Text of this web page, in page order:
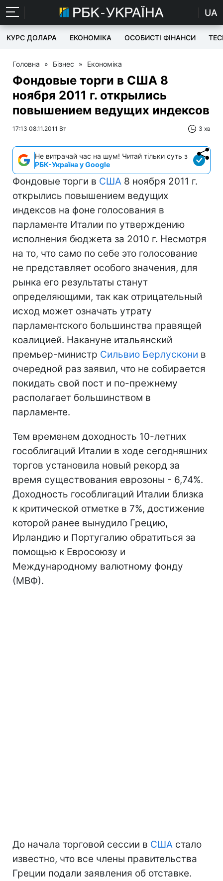
UA
КУРС ДОЛАРА ЕКОНОМІКА ОСОБИСТІ ФІНАНСИ
Головна » Бізнес » Економіка
Фондовые торги в США 8
ноября 2011 г. открылись
повышением ведущих индексов
17:13 08.11.2011 Вт 3 хв
Не витрачай час на шум! Читай тільки суть з
РБК-Україна у Google
Фондовые торги в США 8 ноября 2011 г.
открылись повышением ведущих
индексов на фоне голосования в
парламенте Италии по утверждению
исполнения бюджета за 2010 г. Несмотря
на то, что само по себе это голосование
не представляет особого значения, для
рынка его результаты станут
определяющими, так как отрицательный
исход может означать утрату
парламентского большинства правящей
коалицией. Накануне итальянский
премьер-министр Сильвио Берлускони в
очередной раз заявил, что не собирается
покидать свой пост и по-прежнему
располагает большинством в
парламенте.
Тем временем доходность 10-летних
гособлигаций Италии в ходе сегодняшних
торгов установила новый рекорд за
время существования еврозоны - 6,74%.
Доходность гособлигаций Италии близка
к критической отметке в 7%, достижение
которой ранее вынудило Грецию,
Ирландию и Португалию обратиться за
помощью к Евросоюзу и
Международному валютному фонду
(МВФ).
До начала торговой сессии в США стало
известно, что все члены правительства
Греции подали заявления об отставке.